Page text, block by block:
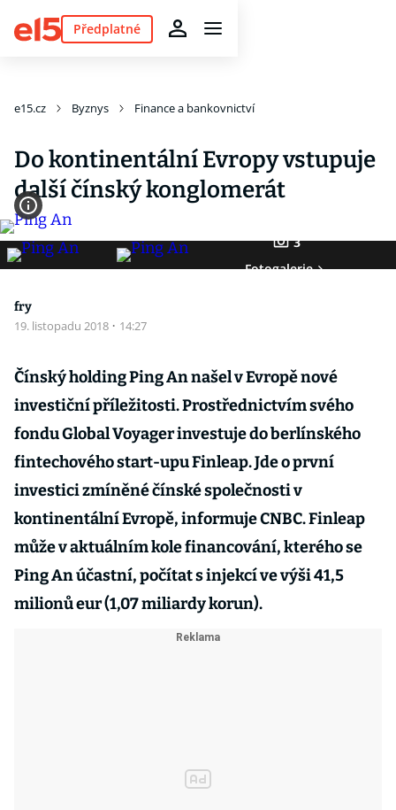
Předplatné
e15.cz Byznys Finance a bankovnictví
Do kontinentální Evropy vstupuje
další čínský konglomerát
3
Fotogalerie
fry
19. listopadu 2018 · 14:27
Čínský holding Ping An našel v Evropě nové
investiční příležitosti. Prostřednictvím svého
fondu Global Voyager investuje do berlínského
fintechového start-upu Finleap. Jde o první
investici zmíněné čínské společnosti v
kontinentální Evropě, informuje CNBC. Finleap
může v aktuálním kole financování, kterého se
Ping An účastní, počítat s injekcí ve výši 41,5
milionů eur (1,07 miliardy korun).